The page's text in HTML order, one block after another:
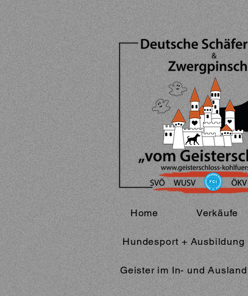
Home Verkäufe
Hundesport + Ausbildung
Geister im In- und Ausland